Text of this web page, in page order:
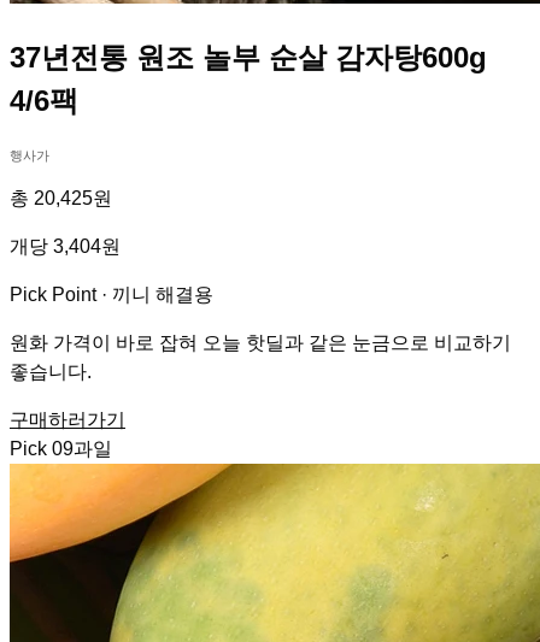
37년전통 원조 놀부 순살 감자탕600g
4/6팩
행사가
총 20,425원
개당 3,404원
Pick Point · 끼니 해결용
원화 가격이 바로 잡혀 오늘 핫딜과 같은 눈금으로 비교하기
좋습니다.
구매하러가기
Pick 09과일